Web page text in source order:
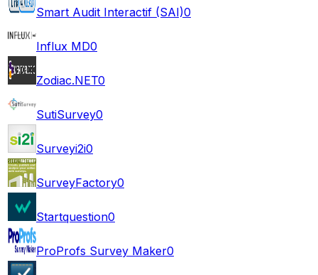
Smart Audit Interactif (SAI)0
Influx MD0
Zodiac.NET0
SutiSurvey0
Surveyi2i0
SurveyFactory0
Startquestion0
ProProfs Survey Maker0